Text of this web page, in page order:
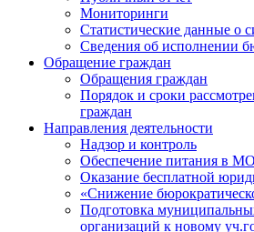
Мониторинги
Статистические данные о
Сведения об исполнении
Обращение граждан
Обращения граждан
Порядок и сроки
граждан
Направления деятельности
Надзор и контроль
Обеспечение питания в
Оказание бесплатной
«Снижение
Подготовка
организаций к новому